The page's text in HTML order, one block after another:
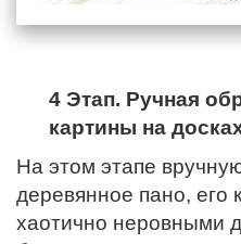
4 Этап. Ручная
картины на
На этом этапе
деревянное пано, его
хаотично неровными